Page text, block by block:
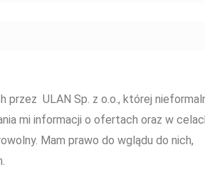
przez ULAN Sp. z o.o., której
mi informacji o ofertach oraz w
Mam prawo do wglądu do nich,